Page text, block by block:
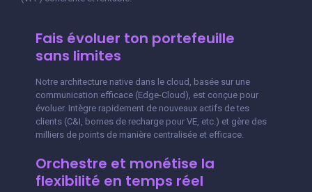
Fais évoluer ton portefeuille
sans limites
Notre architecture native dans le cloud, basée sur une
communication efficace (Edge-Cloud), est conçue pour
évoluer. Intègre rapidement de nouveaux actifs de tes
clients (C&I, bornes de recharge pour VE, etc.) et gère des
milliers de points de manière centralisée et efficace.
Orchestre et monétise la
flexibilité en temps réel